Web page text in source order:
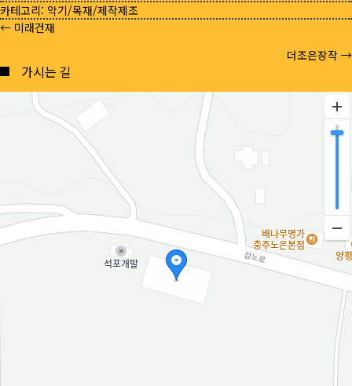
카테고리: 악기/목재/제작제조
Posts
navigation
← 미래건재
더조은장작 →
가시는 길